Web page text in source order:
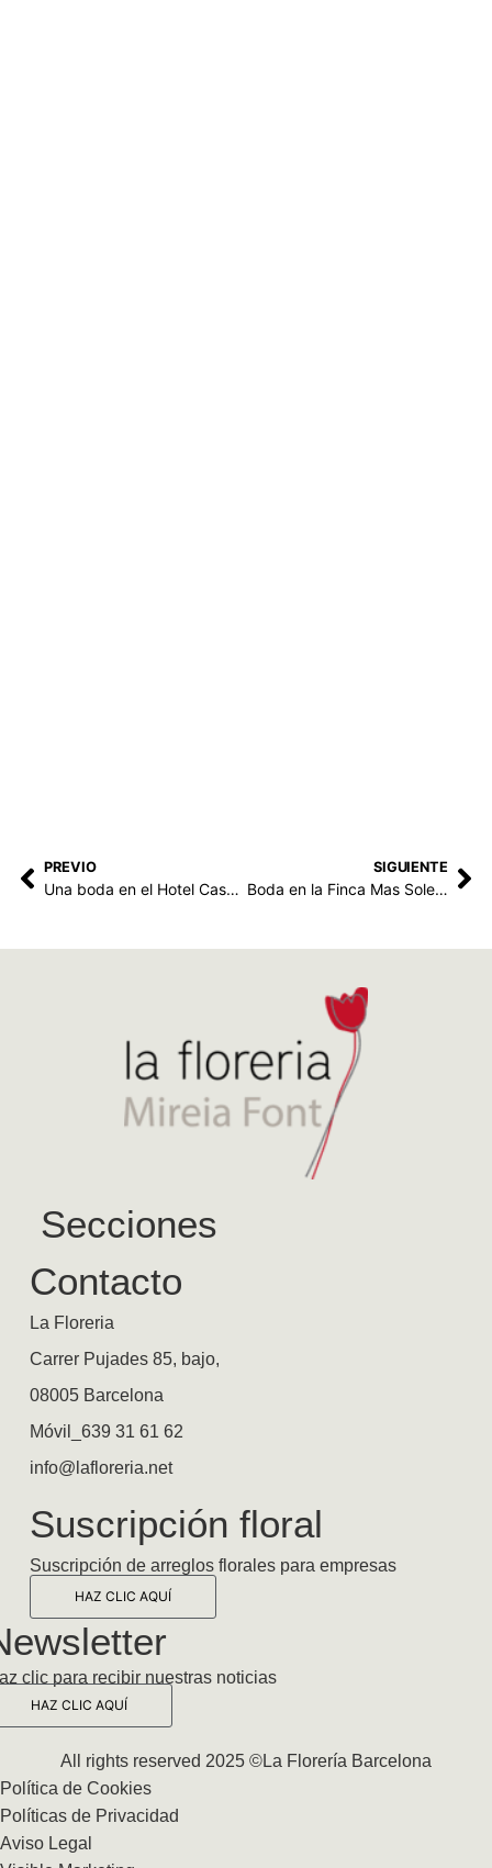
PREVIO
Una boda en el Hotel Casa Fuster de Barcelona
SIGUIENTE
Boda en la Finca Mas Solers en Sant Pere de Ribes
Secciones
Contacto
La Floreria
Carrer Pujades 85, bajo,
08005 Barcelona
Móvil_639 31 61 62
info@lafloreria.net
Suscripción floral
Suscripción de arreglos florales para empresas
HAZ CLIC AQUÍ
clic para recibir nuestras noticias
HAZ CLIC AQUÍ
All rights reserved 2025 ©La Florería Barcelona
Política de Cookies
Políticas de Privacidad
Aviso Legal